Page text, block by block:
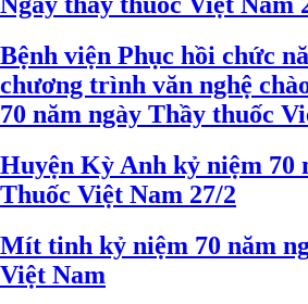
Bệnh viện Phục hồi chức
chương trình văn nghệ
70 năm ngày Thầy thuốc
Huyện Kỳ Anh kỷ niệm 70
Thuốc Việt Nam 27/2
Mít tinh kỷ niệm 70 năm
Việt Nam